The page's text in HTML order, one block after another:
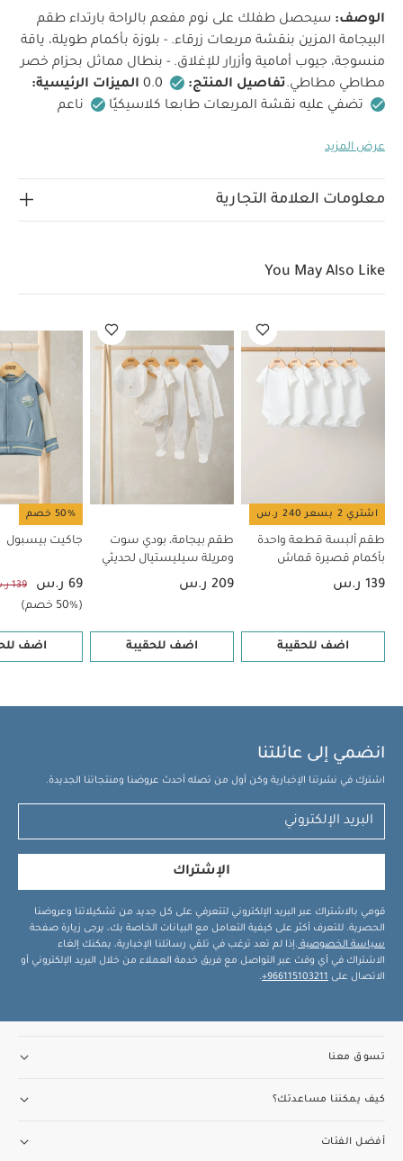
الوصف: سيحصل طفلك على نوم مفعم بالراحة بارتداء طقم
البيجامة المزين بنقشة مربعات زرقاء. - بلوزة بأكمام طويلة، ياقة
منسوجة، جيوب أمامية وأزرار للإغلاق. - بنطال مماثل بحزام خصر
مطاطي مطاطي.تفاصيل المنتج: 0.0 الميزات الرئيسية:
تضفي عليه نقشة المربعات طابعا كلاسيكيًا
ناعم
لارتداء مريح
تجفيف بالمجفف على البارد
كي على درجة حرارة منخفضة
بأكمام قصيرة قماش عضوي بلون أبيض - 5 قطع
تيشيرت وشورت بنقشة بتصميم حدوة حصان، قطعتين
مطرز وبنطال مخطط، قطعتين
عرض المزيد
معلومات العلامة التجارية
You May Also Like
اشتري 2 بسعر 240 ر.س
طقم ألبسة قطعة واحدة
بأكمام قصيرة قماش
عضوي بلون أبيض - 5 قطع
139 ر.س
اضف للحقيبة
طقم بيجامة، بودي سوت
ومريلة سيليستيال لحديثي
الولادة، 5 قطع
209 ر.س
اضف للحقيبة
50% خصم
جاكيت بيسبول
69 ر.س 139 ر.س
(50% خصم)
اضف
انضمي إلى عائلتنا
اشترك في نشرتنا الإخبارية وكن أول من تصله أحدث عروضنا ومنتجاتنا الجديدة.
الإشتراك
قومي بالاشتراك عبر البريد الإلكتروني لتتعرفي على كل جديد من تشكيلاتنا وعروضنا
الحصرية. للتعرف أكثر على كيفية التعامل مع البيانات الخاصة بك، يرجى زيارة صفحة
سياسة الخصوصية .إذا لم تعد ترغب في تلقي رسائلنا الإخبارية، يمكنك إلغاء
الاشتراك في أي وقت عبر التواصل مع فريق خدمة العملاء من خلال البريد الإلكتروني أو
الاتصال على 966115103211+
.
تسوق معنا
كيف يمكننا مساعدتك؟
أفضل الفئات